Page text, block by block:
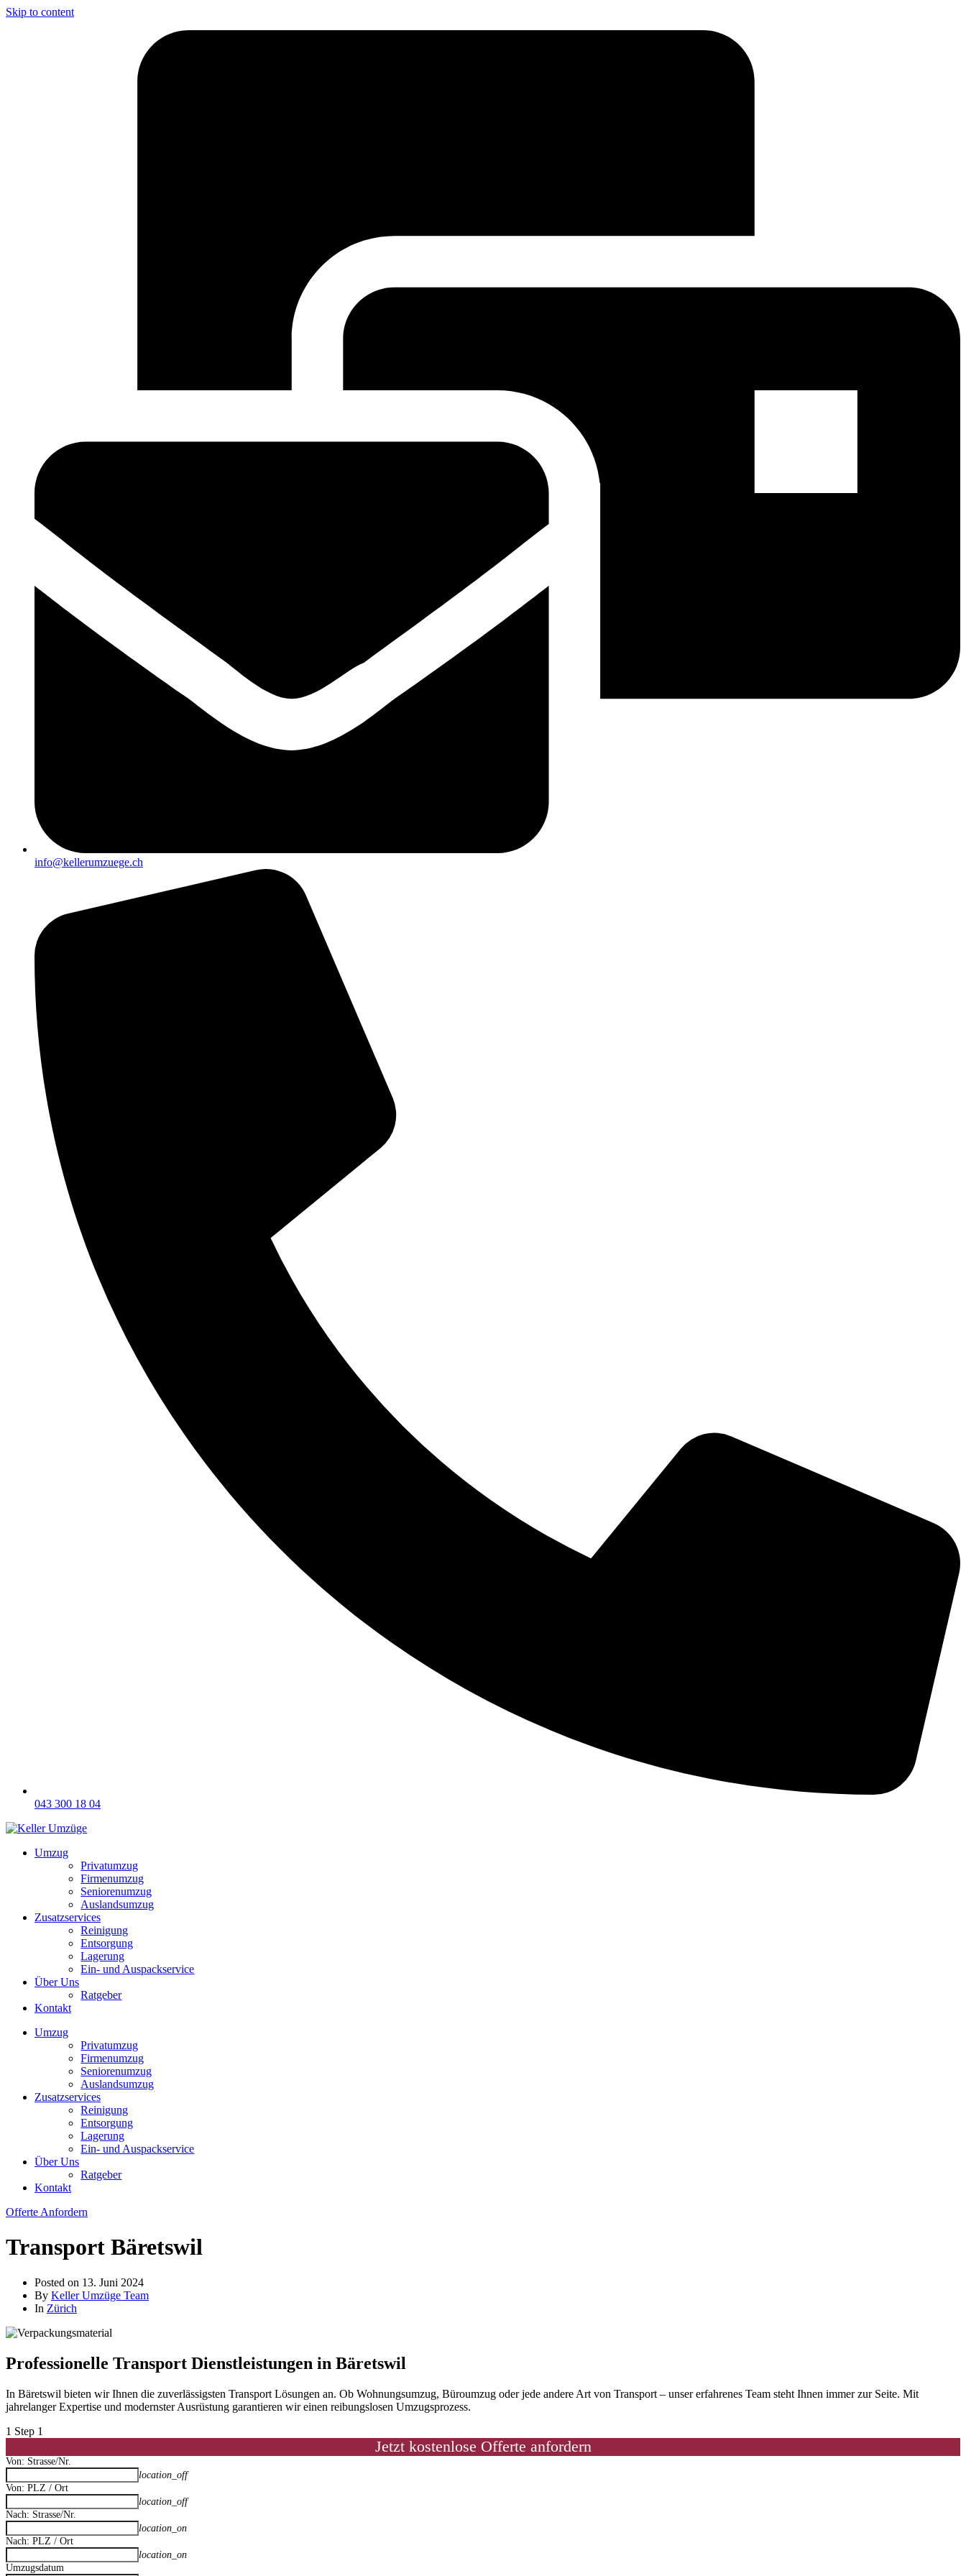
Skip to content
info@kellerumzuege.ch
043 300 18 04
Umzug
Privatumzug
Firmenumzug
Seniorenumzug
Auslandsumzug
Zusatzservices
Reinigung
Entsorgung
Lagerung
Ein- und Auspackservice
Über Uns
Ratgeber
Kontakt
Umzug
Privatumzug
Firmenumzug
Seniorenumzug
Auslandsumzug
Zusatzservices
Reinigung
Entsorgung
Lagerung
Ein- und Auspackservice
Über Uns
Ratgeber
Kontakt
Offerte Anfordern
Transport Bäretswil
Posted on 13. Juni 2024
By Keller Umzüge Team
In Zürich
Professionelle Transport Dienstleistungen in Bäretswil
In Bäretswil bieten wir Ihnen die zuverlässigsten Transport Lösungen an. Ob Wohnungsumzug, Büroumzug oder jede andere Art von Transport – unser erfahrenes Team steht Ihnen immer zur Seite. Mit
jahrelanger Expertise und modernster Ausrüstung garantieren wir einen reibungslosen Umzugsprozess.
1 Step 1
Jetzt kostenlose Offerte anfordern
Von: Strasse/Nr.
location_off
Von: PLZ / Ort
location_off
Nach: Strasse/Nr.
location_on
Nach: PLZ / Ort
location_on
Umzugsdatum